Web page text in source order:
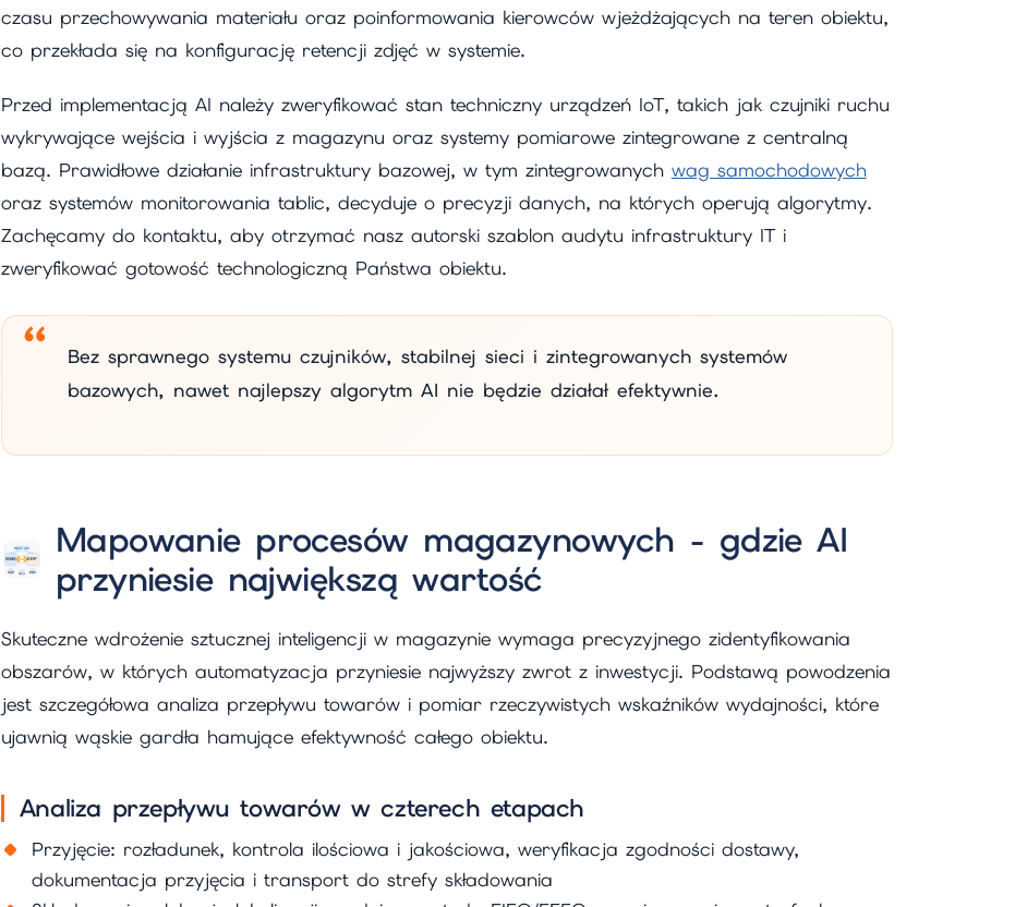
czasu przechowywania materiału oraz poinformowania kierowców wjeżdżających na teren obiektu,
co przekłada się na konfigurację retencji zdjęć w systemie.
Przed implementacją AI należy zweryfikować stan techniczny urządzeń IoT, takich jak czujniki ruchu
wykrywające wejścia i wyjścia z magazynu oraz systemy pomiarowe zintegrowane z centralną
bazą. Prawidłowe działanie infrastruktury bazowej, w tym zintegrowanych wag samochodowych
oraz systemów monitorowania tablic, decyduje o precyzji danych, na których operują algorytmy.
Zachęcamy do kontaktu, aby otrzymać nasz autorski szablon audytu infrastruktury IT i
zweryfikować gotowość technologiczną Państwa obiektu.
Bez sprawnego systemu czujników, stabilnej sieci i zintegrowanych systemów
bazowych, nawet najlepszy algorytm AI nie będzie działał efektywnie.
Mapowanie procesów magazynowych - gdzie AI
przyniesie największą wartość
Skuteczne wdrożenie sztucznej inteligencji w magazynie wymaga precyzyjnego zidentyfikowania
obszarów, w których automatyzacja przyniesie najwyższy zwrot z inwestycji. Podstawą powodzenia
jest szczegółowa analiza przepływu towarów i pomiar rzeczywistych wskaźników wydajności, które
ujawnią wąskie gardła hamujące efektywność całego obiektu.
Analiza przepływu towarów w czterech etapach
Przyjęcie: rozładunek, kontrola ilościowa i jakościowa, weryfikacja zgodności dostawy,
dokumentacja przyjęcia i transport do strefy składowania